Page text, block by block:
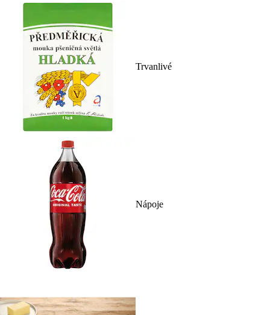
Trvanlivé
Nápoje